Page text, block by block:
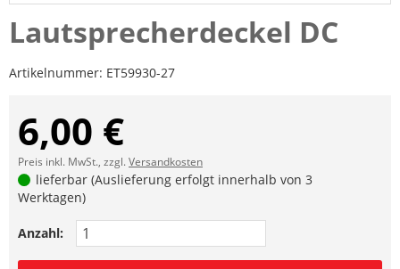
Lautsprecherdeckel DC
Artikelnummer: ET59930-27
6,00 €
Preis inkl. MwSt., zzgl.Versandkosten
lieferbar (Auslieferung erfolgt innerhalb von 3
Werktagen)
Anzahl: